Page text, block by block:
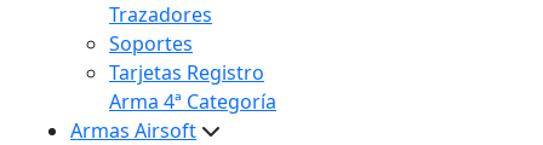
Trazadores
Soportes
Tarjetas Registro
Arma 4ª Categoría
Armas Airsoft